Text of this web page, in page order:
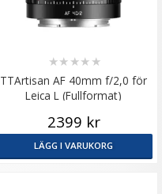
TTArtisan AF 40mm f/2,0 för
Leica L (Fullformat)
★★ ★★ ★
2399 kr
LÄGG I VARUKORG